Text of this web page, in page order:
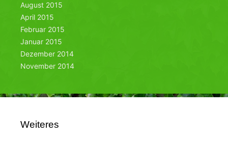
August 2015
April 2015
Februar 2015
Januar 2015
Dezember 2014
November 2014
Weiteres